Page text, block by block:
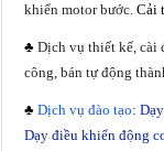
khiển motor bước. Cải
♣ Dịch vụ thiết kế, cài
công, bán tự động
♣ Dịch vụ đào tạo:
Dạy điều khiển động